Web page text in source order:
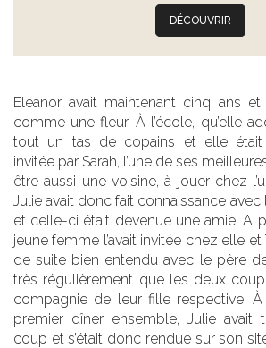
DÉCOUVRIR
Eleanor avait maintenant cinq ans et
comme une fleur. À l’école, qu’elle
tout un tas de copains et elle était
invitée par Sarah, l’une de ses
être aussi une voisine, à jouer chez
Julie avait donc fait connaissance avec
et celle-ci était devenue une amie. A
jeune femme l’avait invitée chez elle et
de suite bien entendu avec le père de
très régulièrement que les deux
compagnie de leur fille respective. À
premier dîner ensemble, Julie avait
coup et s’était donc rendue sur son